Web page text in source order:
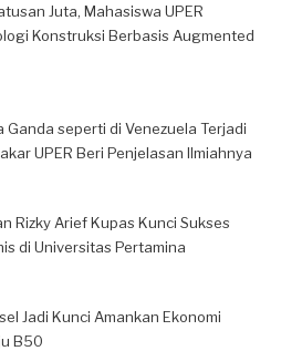
Juta, Mahasiswa UPER
Konstruksi Berbasis Augmented
Ganda seperti di Venezuela Terjadi
UPER Beri Penjelasan Ilmiahnya
Rizky Arief Kupas Kunci Sukses
di Universitas Pertamina
Jadi Kunci Amankan Ekonomi
B50